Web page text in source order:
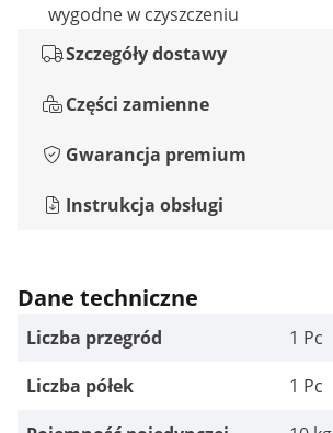
wygodne w czyszczeniu
Szczegóły dostawy
Części zamienne
Gwarancja premium
Instrukcja obsługi
Dane techniczne
Liczba przegród
1 Pc
Liczba półek
1 Pc